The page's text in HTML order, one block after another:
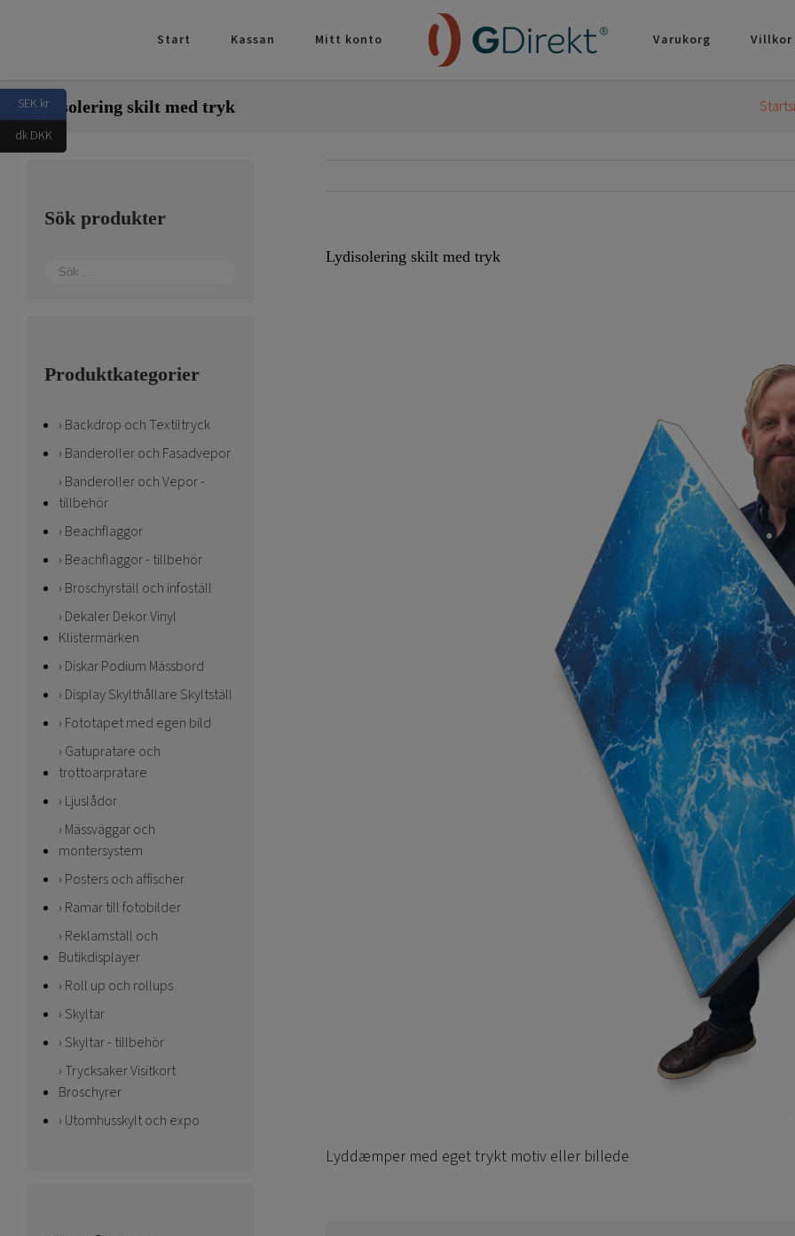
Start Kassan Mitt konto Varukorg Villkor
Lydisolering skilt med tryk
Lydisolering skilt med tryk
Lyddæmper med eget trykt motiv eller billede
Sök produkter
Produktkategorier
Backdrop och Textiltryck
Banderoller och Fasadvepor
Banderoller och Vepor -
tillbehör
Beachflaggor
Beachflaggor - tillbehör
Broschyrställ och infoställ
Dekaler Dekor Vinyl
Klistermärken
Diskar Podium Mässbord
Display Skylthållare Skyltställ
Fototapet med egen bild
Gatupratare och
trottoarpratare
Ljuslådor
Mässväggar och
montersystem
Posters och affischer
Ramar till fotobilder
Reklamställ och
Butikdisplayer
Roll up och rollups
Skyltar
Skyltar - tillbehör
Trycksaker Visitkort
Broschyrer
Utomhusskylt och expo
SEK kr
dk DKK